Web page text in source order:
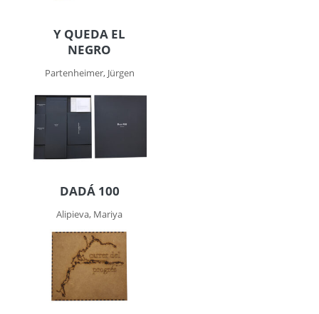
Y QUEDA EL
NEGRO
Partenheimer, Jürgen
DADÁ 100
Alipieva, Mariya